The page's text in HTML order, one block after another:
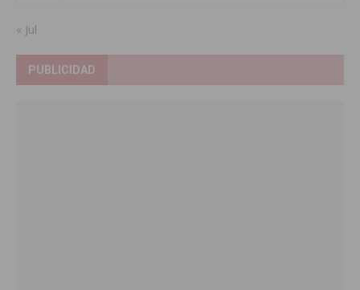
« Jul
PUBLICIDAD